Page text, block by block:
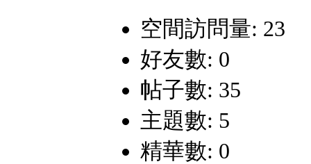
空間訪問量: 23
好友數: 0
帖子數: 35
主題數: 5
精華數: 0